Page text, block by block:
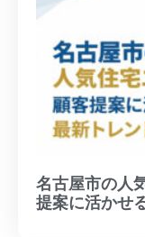
名古屋市の人
提案に活かせ